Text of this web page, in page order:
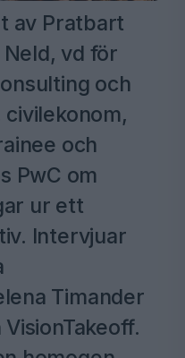
av Pratbart
vd för
och
civilekonom,
och
PwC om
ur ett
Intervjuar
Timander